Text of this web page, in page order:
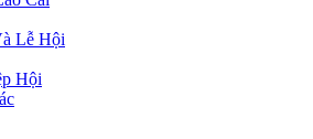
Lễ Hội
Hội